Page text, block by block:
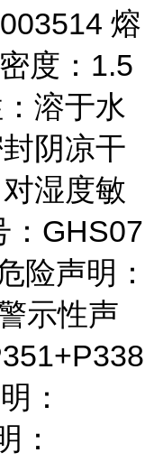
熔
度：1.5
溶于水
阴凉干
湿度敏
：GHS07
险声明：
示性声
：
：